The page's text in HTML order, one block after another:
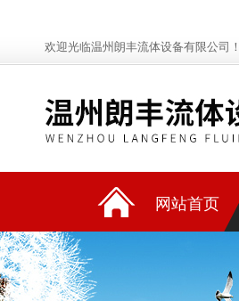
欢迎光临温州朗丰流体设备有限公司！
网站首页